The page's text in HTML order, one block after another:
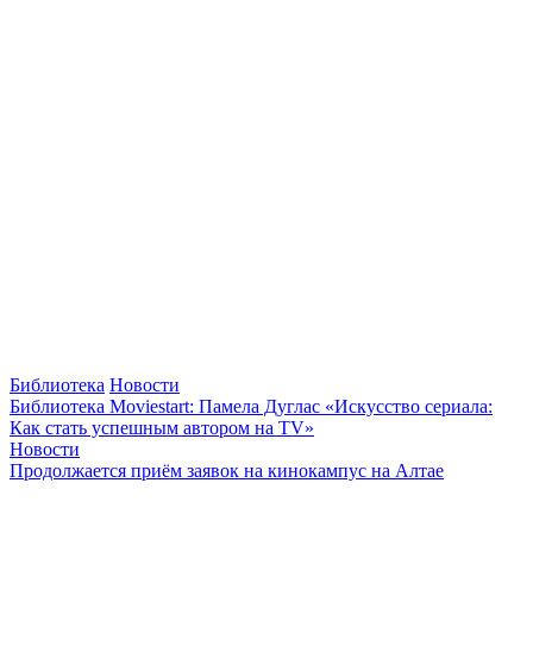
Библиотека Новости
Библиотека Moviestart: Памела Дуглас «Искусство сериала:
Как стать успешным автором на TV»
Новости
Продолжается приём заявок на кинокампус на Алтае